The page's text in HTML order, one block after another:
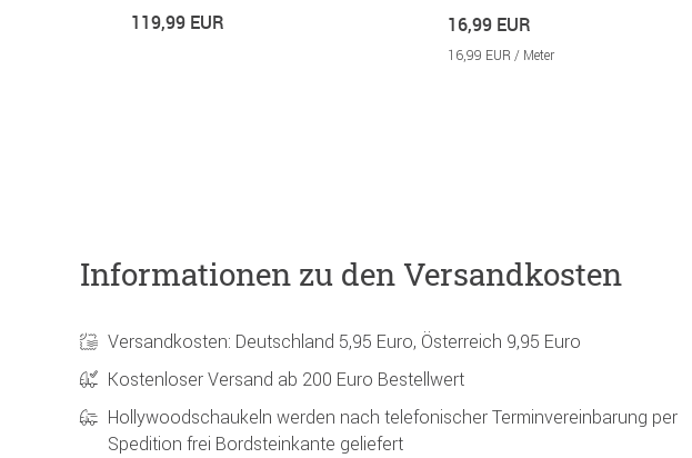
119,99 EUR 16,99 EUR
16,99 EUR / Meter
Informationen zu den Versandkosten
Versandkosten: Deutschland 5,95 Euro, Österreich 9,95 Euro
Kostenloser Versand ab 200 Euro Bestellwert
Hollywoodschaukeln werden nach telefonischer Terminvereinbarung per
Spedition frei Bordsteinkante geliefert